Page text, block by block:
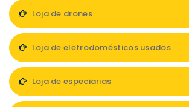
Loja de drones
Loja de eletrodomésticos usados
Loja de especiarias